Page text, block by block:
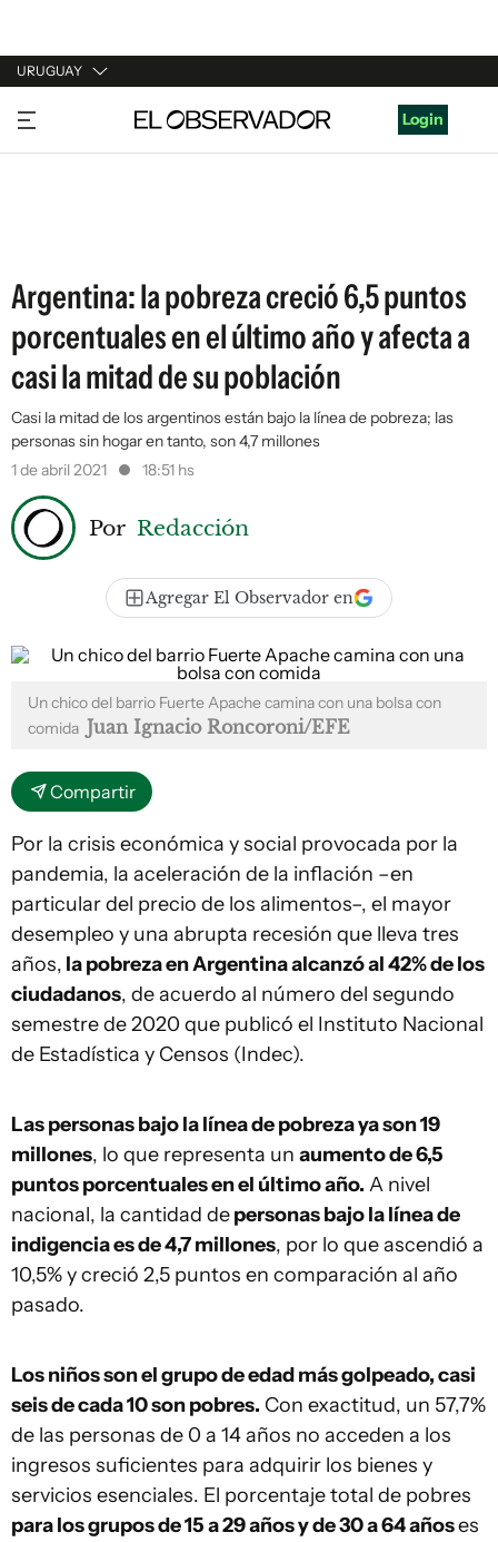
URUGUAY
URUGUAY
ARGENTINA
Login
Argentina: la pobreza creció 6,5 puntos
porcentuales en el último año y afecta a
casi la mitad de su población
Casi la mitad de los argentinos están bajo la línea de pobreza; las
personas sin hogar en tanto, son 4,7 millones
1 de abril 2021
18:51 hs
Por Redacción
Agregar El Observador en
Un chico del barrio Fuerte Apache camina con una bolsa con
comida Juan Ignacio Roncoroni/EFE
Compartir
Por la crisis económica y social provocada por la
pandemia, la aceleración de la inflación –en
particular del precio de los alimentos–, el mayor
desempleo y una abrupta recesión que lleva tres
años, la pobreza en Argentina alcanzó al 42% de los
ciudadanos, de acuerdo al número del segundo
semestre de 2020 que publicó el Instituto Nacional
de Estadística y Censos (Indec).
Las personas bajo la línea de pobreza ya son 19
millones, lo que representa un aumento de 6,5
puntos porcentuales en el último año. A nivel
nacional, la cantidad depersonas bajo la línea de
indigencia es de 4,7 millones, por lo que ascendió a
10,5% y creció 2,5 puntos en comparación al año
pasado.
Los niños son el grupo de edad más golpeado, casi
seis de cada 10 son pobres. Con exactitud, un 57,7%
de las personas de 0 a 14 años no acceden a los
ingresos suficientes para adquirir los bienes y
servicios esenciales. El porcentaje total de pobres
para los grupos de 15 a 29 años y de 30 a 64 añoses